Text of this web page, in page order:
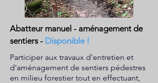
Abatteur manuel - aménagement de
sentiers - Disponible !
Participer aux travaux d'entretien et
d'aménagement de sentiers pédestres
en milieu forestier tout en effectuant,